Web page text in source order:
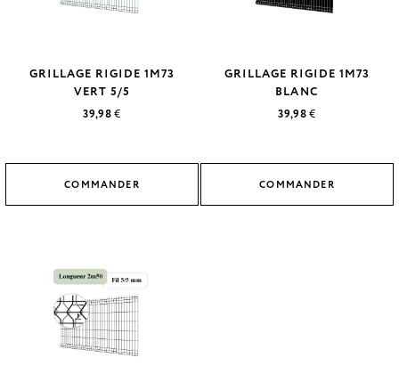
GRILLAGE RIGIDE 1M73
VERT 5/5
39,98€
COMMANDER
GRILLAGE RIGIDE 1M73
BLANC
39,98€
COMMANDER